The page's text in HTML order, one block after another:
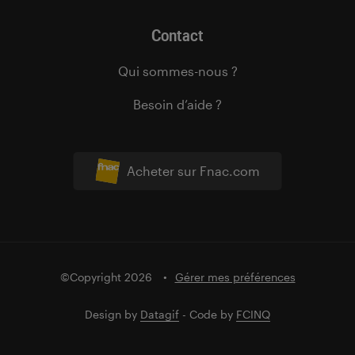
Acheter sur Fnac.com
Contact
Qui sommes-nous ?
Besoin d’aide ?
©Copyright 2026 Gérer mes préférences
Design by Datagif - Code by FCINQ